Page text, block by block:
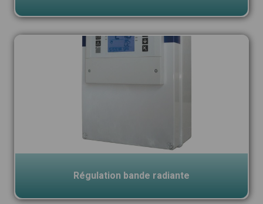
Régulation bande radiante